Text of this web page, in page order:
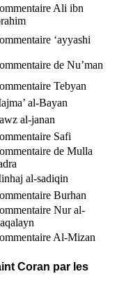
Ali ibn
‘ayyashi
de Nu’man
Tebyan
al-Bayan
al-janan
Safi
de Mulla
al-sadiqin
Burhan
Nur al-
Al-Mizan
Coran par les